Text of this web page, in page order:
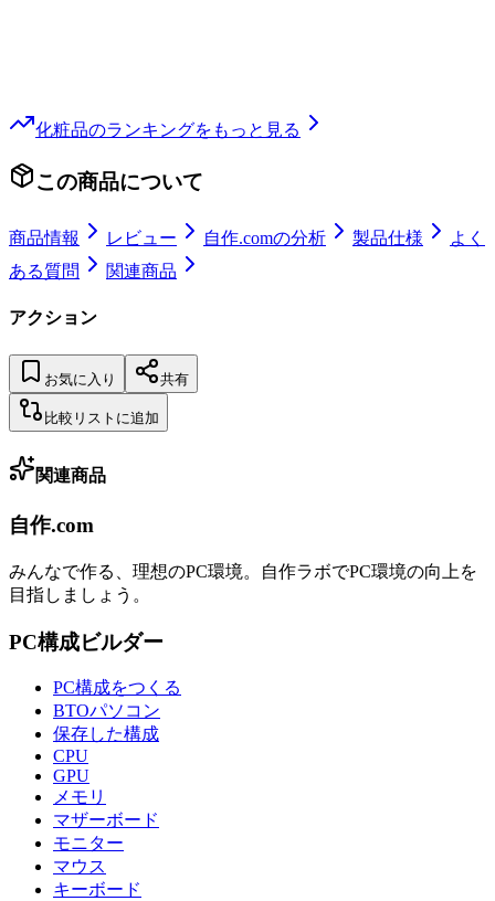
化粧品のランキングをもっと見る
この商品について
商品情報 レビュー 自作.comの分析 製品仕様
よく
ある質問
関連商品
アクション
お気に入り 共有
比較リストに追加
関連商品
自作.com
みんなで作る、理想のPC環境。 自作ラボでPC環境の向上を
目指しましょう。
PC構成ビルダー
PC構成をつくる
BTOパソコン
保存した構成
CPU
GPU
メモリ
マザーボード
モニター
マウス
キーボード